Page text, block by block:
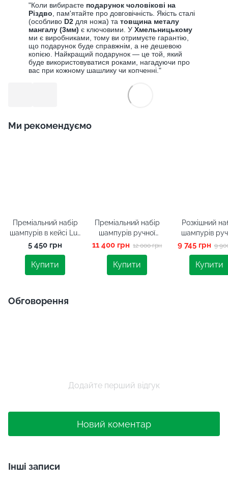
"Коли вибираєте подарунок чоловікові на
Різдво , пам'ятайте про довговічність. Якість сталі
(особливо D2 для ножа) та товщина металу
мангалу (3мм) є ключовими. У Хмельницькому
ми є виробниками, тому ви отримуєте гарантію,
що подарунок буде справжнім, а не дешевою
копією. Найкращий подарунок — це той, який
буде використовуватися роками, нагадуючи про
вас при кожному шашлику чи копченні."
Ми рекомендуємо
Преміальний набір
шампурів в кейсі Lux
Mr_Present.
Подарунок для сина
5 450 грн
Купити
Преміальний набір
шампурів ручної
роботи Lux-Premium
№3-1
11 400 грн 12 000 грн
Купити
Розкішний
шампурів
роботи в
Premium-Lux
9 745 грн 9
Купити
Обговорення
Додайте перший відгук
Новий коментар
Інші записи